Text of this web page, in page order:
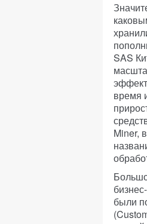
SAS
время
Miner,
были